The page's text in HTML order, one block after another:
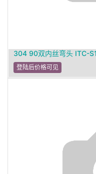
304 90双内丝弯头 ITC-
登陆后价格可见